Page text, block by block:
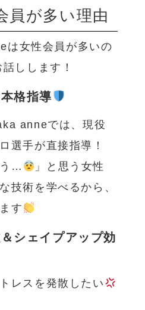
員が多い理由
は女性会員が多いの
しします！
格指導
anneでは、現役
選手が直接指導！
う…
」と思う女性
技術を学べるから、
す
シェイプアップ効
レスを発散したい